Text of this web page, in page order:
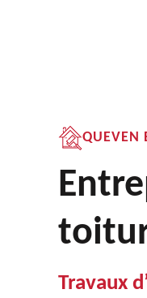
QUEVEN
Travaux